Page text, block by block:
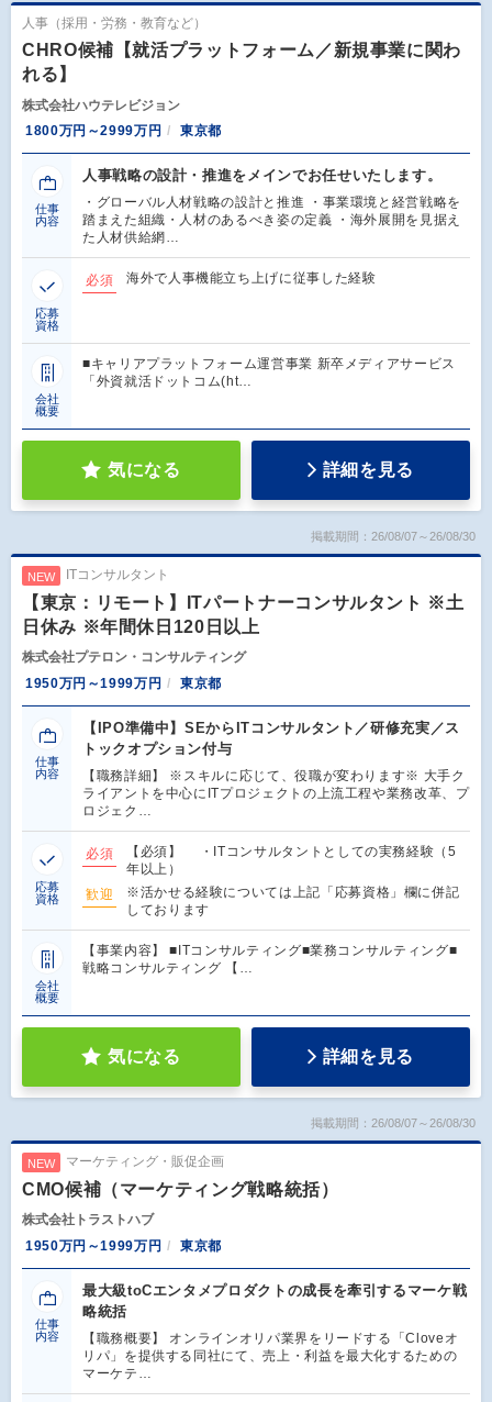
人事（採用・労務・教育など）
CHRO候補【就活プラットフォーム／新規事業に関わ
れる】
株式会社ハウテレビジョン
1800万円～2999万円
東京都
仕事
内容
人事戦略の設計・推進をメインでお任せいたします。
・グローバル人材戦略の設計と推進 ・事業環境と経営戦略を
踏まえた組織・人材のあるべき姿の定義 ・海外展開を見据え
た人材供給網…
応募
資格
必須 海外で人事機能立ち上げに従事した経験
会社
概要
■キャリアプラットフォーム運営事業 新卒メディアサービス
「外資就活ドットコム(ht…
気になる 詳細を見る
掲載期間：26/08/07～26/08/30
NEW ITコンサルタント
【東京：リモート】ITパートナーコンサルタント ※土
日休み ※年間休日120日以上
株式会社プテロン・コンサルティング
1950万円～1999万円
東京都
仕事
内容
【IPO準備中】SEからITコンサルタント／研修充実／ス
トックオプション付与
【職務詳細】 ※スキルに応じて、役職が変わります※ 大手ク
ライアントを中心にITプロジェクトの上流工程や業務改革、プ
ロジェク…
応募
資格
必須
【必須】 ・ITコンサルタントとしての実務経験（5
年以上）
歓迎
※活かせる経験については上記「応募資格」欄に併記
しております
会社
概要
【事業内容】 ■ITコンサルティング■業務コンサルティング■
戦略コンサルティング 【…
気になる 詳細を見る
掲載期間：26/08/07～26/08/30
NEW マーケティング・販促企画
CMO候補（マーケティング戦略統括）
株式会社トラストハブ
1950万円～1999万円
東京都
仕事
内容
最大級toCエンタメプロダクトの成長を牽引するマーケ戦
略統括
【職務概要】 オンラインオリパ業界をリードする「Cloveオ
リパ」を提供する同社にて、売上・利益を最大化するための
マーケテ…